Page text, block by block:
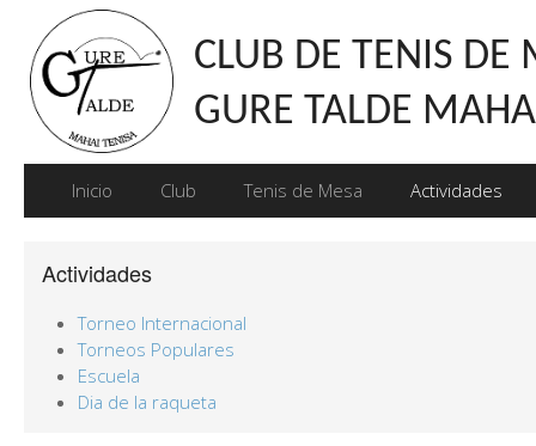
CLUB DE TENIS DE
GURE TALDE
Inicio Club Tenis de Mesa Actividades
Actividades
Torneo Internacional
Torneos Populares
Escuela
Dia de la raqueta